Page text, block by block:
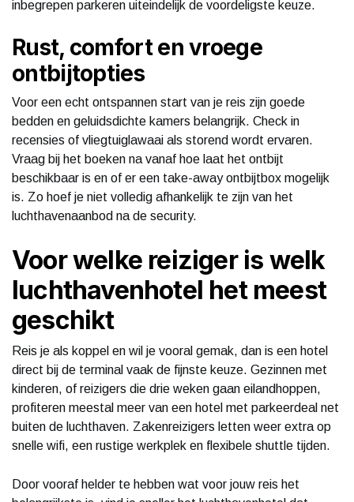
inbegrepen parkeren uiteindelijk de voordeligste keuze.
Rust, comfort en vroege
ontbijtopties
Voor een echt ontspannen start van je reis zijn goede
bedden en geluidsdichte kamers belangrijk. Check in
recensies of vliegtuiglawaai als storend wordt ervaren.
Vraag bij het boeken na vanaf hoe laat het ontbijt
beschikbaar is en of er een take-away ontbijtbox mogelijk
is. Zo hoef je niet volledig afhankelijk te zijn van het
luchthavenaanbod na de security.
Voor welke reiziger is welk
luchthavenhotel het meest
geschikt
Reis je als koppel en wil je vooral gemak, dan is een hotel
direct bij de terminal vaak de fijnste keuze. Gezinnen met
kinderen, of reizigers die drie weken gaan eilandhoppen,
profiteren meestal meer van een hotel met parkeerdeal net
buiten de luchthaven. Zakenreizigers letten weer extra op
snelle wifi, een rustige werkplek en flexibele shuttle tijden.
Door vooraf helder te hebben wat voor jouw reis het